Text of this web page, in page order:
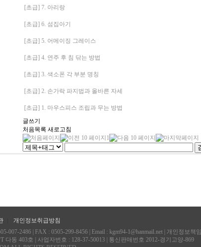
[초급] 7. 아리랑
[초급] 6. 섬집아기
[초급] 5. 어메이징 그레이스
[초급] 4. 연주 후 침 닦는 방법
[초급] 3. 색소폰 각 부분 명칭
[초급] 2. 손가락 파지법과 올바른 자세
[초급] 1. 마우스피스 조립과 무는 방법
글쓰기
처음목록 새로고침
1
개인정보취급방침
007-2486 | FAX : 0505-299-8456 | Email : kgm94-1@hanmail.net | 개인정보책
동 403호 | 사업자번호 : 128-37-50013 | 통신판매번호 2012-경기고양-869